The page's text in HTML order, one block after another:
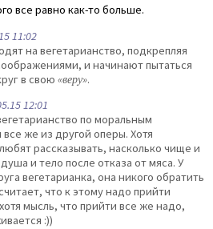
все равно как-то больше.
11:02
на вегетарианство, подкрепляя
и начинают пытаться
в свою «веру».
12:01
по моральным
же из другой оперы. Хотя
рассказывать, насколько чище и
и тело после отказа от мяса. У
вегетарианка, она никого обратить
что к этому надо прийти
мысль, что прийти все же надо,
:))